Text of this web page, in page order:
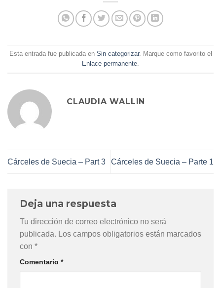
Esta entrada fue publicada en Sin categorizar. Marque como favorito el
Enlace permanente
CLAUDIA WALLIN
Cárceles de Suecia – Part 3 Cárceles de Suecia – Parte 1
Deja una respuesta
Tu dirección de correo electrónico no será
publicada. Los campos obligatorios están marcados
con *
Comentario *